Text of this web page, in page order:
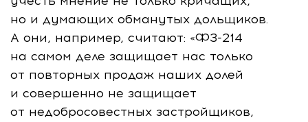
но и думающих обманутых дольщиков.
А они, например, считают: «ФЗ-214
на самом деле защищает нас только
от повторных продаж наших долей
и совершенно не защищает
от недобросовестных застройщиков,